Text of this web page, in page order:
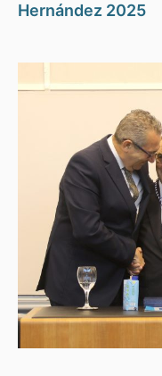
Hernández 2025